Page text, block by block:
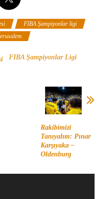
FIBA Şampiyonlar ligi
FIBA Şampiyonlar Ligi
Rakibimizi
Tanıyalım: Pınar
Karşıyaka –
Oldenburg